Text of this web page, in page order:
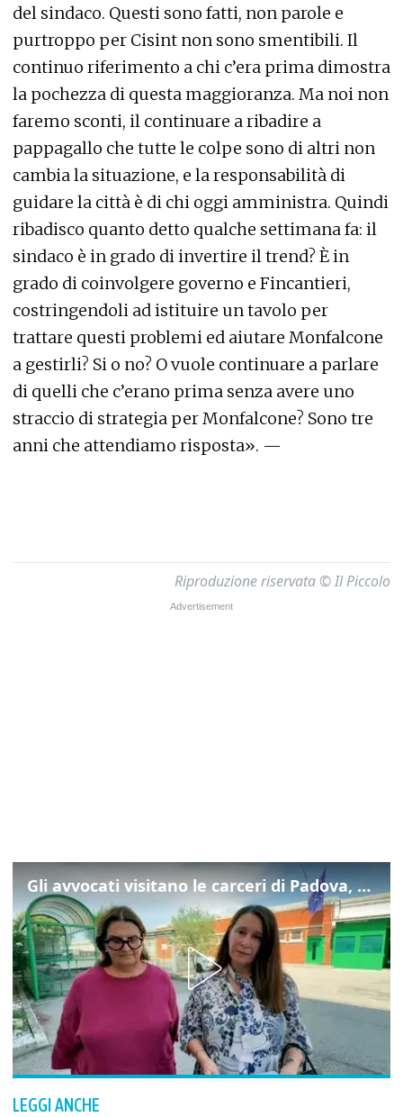
del sindaco. Questi sono fatti, non parole e
purtroppo per Cisint non sono smentibili. Il
continuo riferimento a chi c’era prima dimostra
la pochezza di questa maggioranza. Ma noi non
faremo sconti, il continuare a ribadire a
pappagallo che tutte le colpe sono di altri non
cambia la situazione, e la responsabilità di
guidare la città è di chi oggi amministra. Quindi
ribadisco quanto detto qualche settimana fa: il
sindaco è in grado di invertire il trend? È in
grado di coinvolgere governo e Fincantieri,
costringendoli ad istituire un tavolo per
trattare questi problemi ed aiutare Monfalcone
a gestirli? Si o no? O vuole continuare a parlare
di quelli che c’erano prima senza avere uno
straccio di strategia per Monfalcone? Sono tre
anni che attendiamo risposta». —
Riproduzione riservata © Il Piccolo
Gli avvocati visitano le carceri di Padova, ecco cosa hanno trovato
LEGGI ANCHE